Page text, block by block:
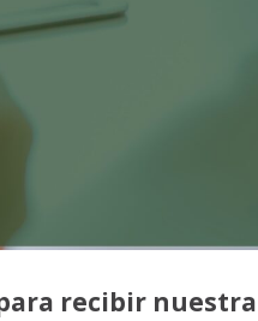
recibir nuestra